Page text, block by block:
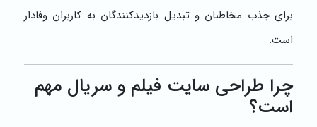
برای جذب مخاطبان و تبدیل بازدیدکنندگان به کاربران وفادار
است.
چرا طراحی سایت فیلم و سریال مهم
است؟